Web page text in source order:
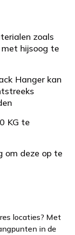
zoals
hijsoog te
Hanger kan
KG te
om deze op te
locaties? Met
in de